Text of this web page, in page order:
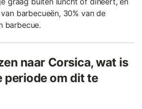
barbecueën, 30% van de
barbecue.
naar Corsica, wat is
periode om dit te